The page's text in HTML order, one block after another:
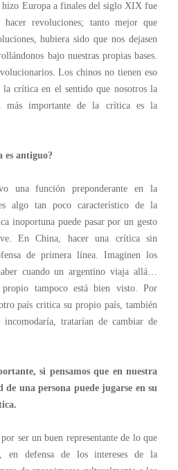
hizo Europa a finales del siglo XIX fue
revoluciones; tanto mejor que
hubiera sido que nos dejasen
bajo nuestras propias bases.
Los chinos no tienen eso
la crítica en el sentido que nosotros la
más importante de la crítica es la
es antiguo?
una función preponderante en la
algo tan poco característico de la
inoportuna puede pasar por un gesto
En China, hacer una crítica sin
de primera línea. Imaginen los
cuando un argentino viaja allá…
tampoco está bien visto. Por
país critica su propio país, también
tratarían de cambiar de
si pensamos que en nuestra
una persona puede jugarse en su
ser un buen representante de lo que
en defensa de los intereses de la